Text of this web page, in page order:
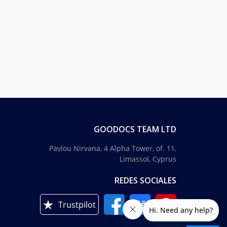
GOODOCS TEAM LTD
Pavlou Nirvana, 4 Alpha Tower, of. 11,
Limassol, Cyprus
REDES SOCIALES
Trustpilot